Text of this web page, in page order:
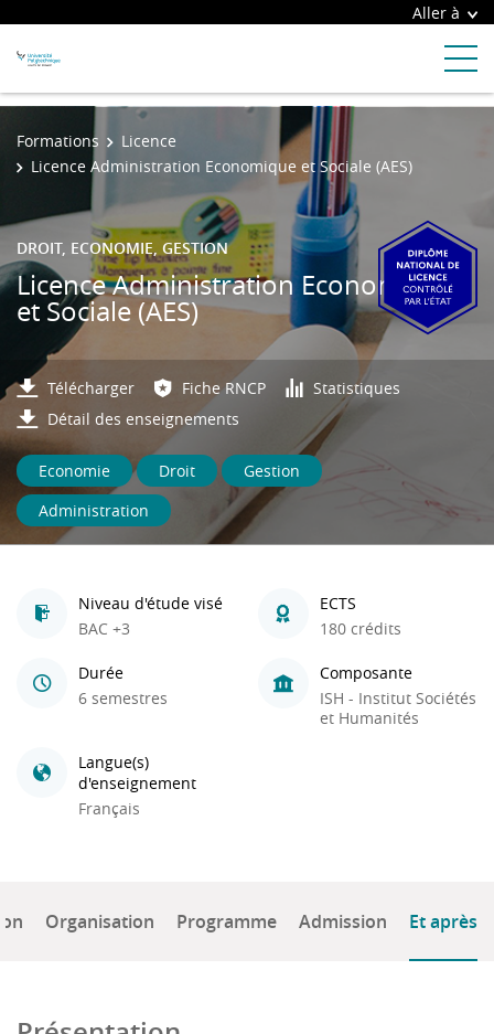
Aller à
Formations
Licence
Licence Administration Economique et Sociale (AES)
DROIT, ECONOMIE, GESTION
Licence Administration Economique
et Sociale (AES)
Télécharger Fiche RNCP
Statistiques
Détail des enseignements
Economie Droit
Gestion
Administration
Niveau d'étude visé
BAC +3
ECTS
180 crédits
Durée
6 semestres
Composante
ISH - Institut Sociétés
et Humanités
Langue(s)
d'enseignement
Français
Organisation Programme Admission Et après